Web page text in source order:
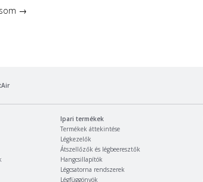
→
Ipari termékek
Termékek áttekintése
Légkezelők
Átszellőzők és légbeeresztők
Hangcsillapítók
Légcsatorna rendszerek
Légfüggönyök